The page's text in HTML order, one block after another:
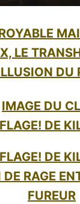
LE
DU
DE
DE RAGE
FUREUR